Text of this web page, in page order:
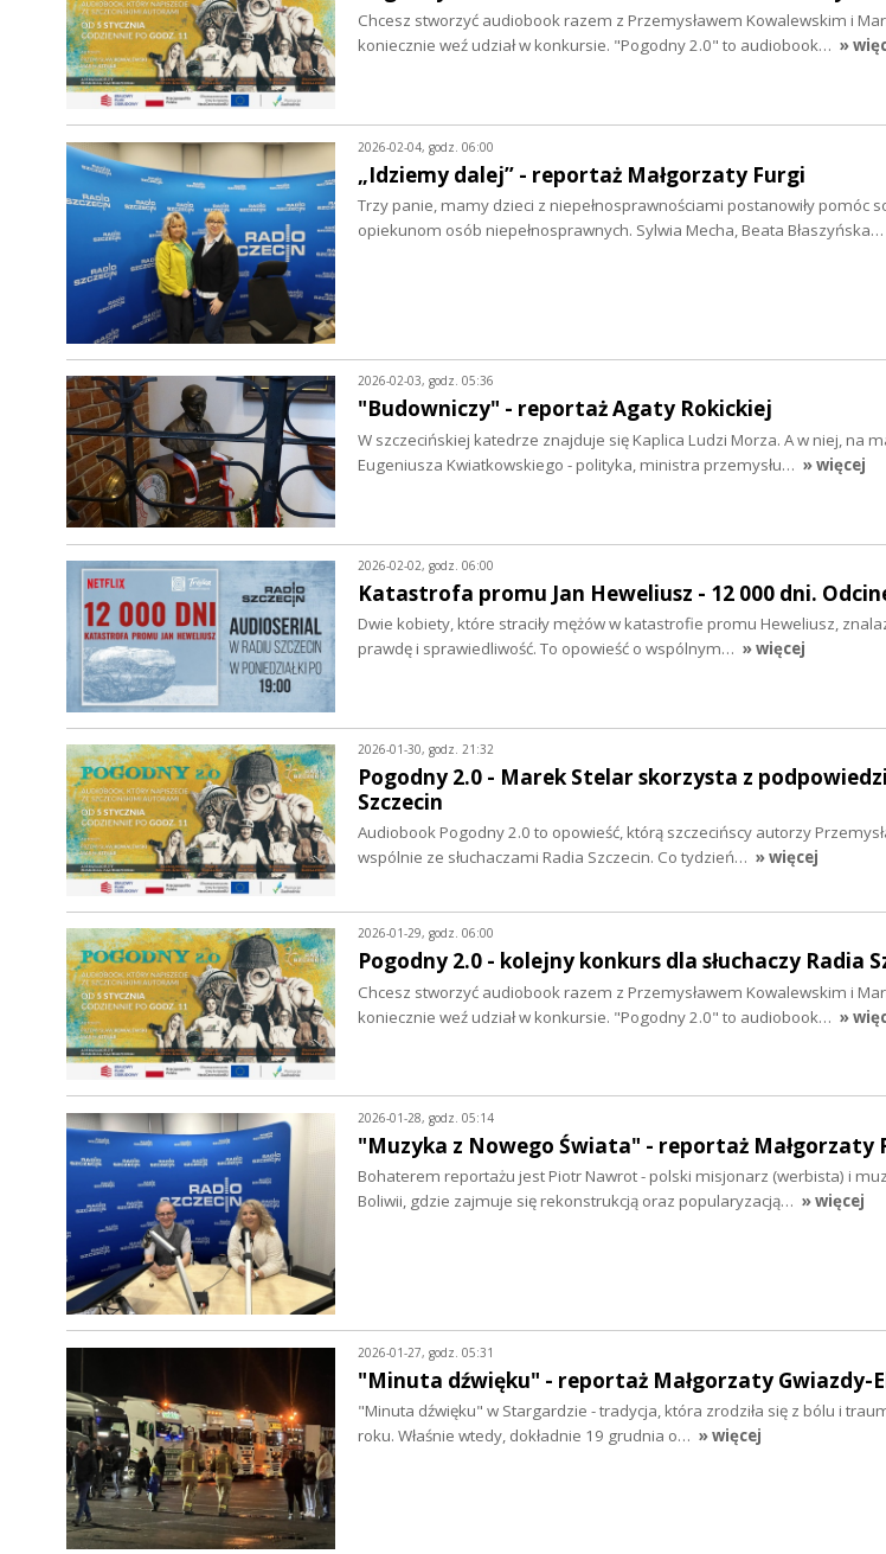
Chcesz stworzyć audiobook razem z Przemysławem Kowalewskim i
koniecznie weź udział w konkursie. "Pogodny 2.0" to audiobook… »
2026-02-04, godz. 06:00
„Idziemy dalej” - reportaż Małgorzaty Furgi
Trzy panie, mamy dzieci z niepełnosprawnościami postanowiły pomóc
opiekunom osób niepełnosprawnych. Sylwia Mecha, Beata Błaszyńska…
2026-02-03, godz. 05:36
"Budowniczy" - reportaż Agaty Rokickiej
W szczecińskiej katedrze znajduje się Kaplica Ludzi Morza. A w niej, na
Eugeniusza Kwiatkowskiego - polityka, ministra przemysłu… » więcej
2026-02-02, godz. 06:00
Katastrofa promu Jan Heweliusz - 12 000 dni.
Dwie kobiety, które straciły mężów w katastrofie promu Heweliusz,
prawdę i sprawiedliwość. To opowieść o wspólnym… » więcej
2026-01-30, godz. 21:32
Pogodny 2.0 - Marek Stelar skorzysta z
Szczecin
Audiobook Pogodny 2.0 to opowieść, którą szczecińscy autorzy
wspólnie ze słuchaczami Radia Szczecin. Co tydzień… » więcej
2026-01-29, godz. 06:00
Pogodny 2.0 - kolejny konkurs dla słuchaczy Radia
Chcesz stworzyć audiobook razem z Przemysławem Kowalewskim i
koniecznie weź udział w konkursie. "Pogodny 2.0" to audiobook… »
2026-01-28, godz. 05:14
"Muzyka z Nowego Świata" - reportaż Małgorzaty
Bohaterem reportażu jest Piotr Nawrot - polski misjonarz (werbista) i
Boliwii, gdzie zajmuje się rekonstrukcją oraz popularyzacją… » więcej
2026-01-27, godz. 05:31
"Minuta dźwięku" - reportaż Małgorzaty Gwiazdy-
"Minuta dźwięku" w Stargardzie - tradycja, która zrodziła się z bólu i
roku. Właśnie wtedy, dokładnie 19 grudnia o… » więcej